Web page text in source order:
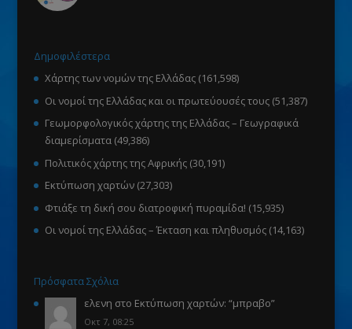
Δημοφιλέστερα
Χάρτης των νομών της Ελλάδας (161,598)
Οι νομοί της Ελλάδας και οι πρωτεύουσές τους (51,387)
Γεωμορφολογικός χάρτης της Ελλάδας – Γεωγραφικά
διαμερίσματα (49,386)
Πολιτικός χάρτης της Αφρικής (30,191)
Εκτύπωση χαρτών (27,303)
Φτιάξε τη δική σου διατροφική πυραμίδα! (15,935)
Οι νομοί της Ελλάδας – Έκταση και πληθυσμός (14,163)
Πρόσφατα Σχόλια
ελενη στο Εκτύπωση χαρτών: “μπραβο”
Οκτ 7, 08:25